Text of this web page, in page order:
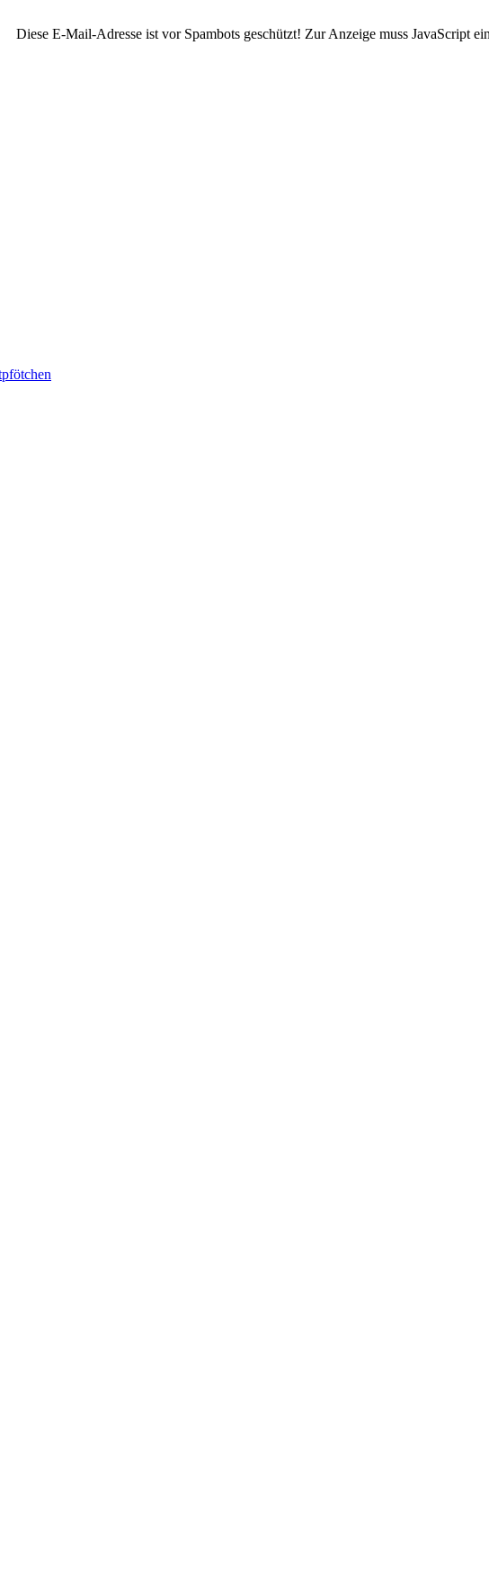
Diese E-Mail-Adresse ist vor Spambots geschützt! Zur Anzeige muss JavaScript